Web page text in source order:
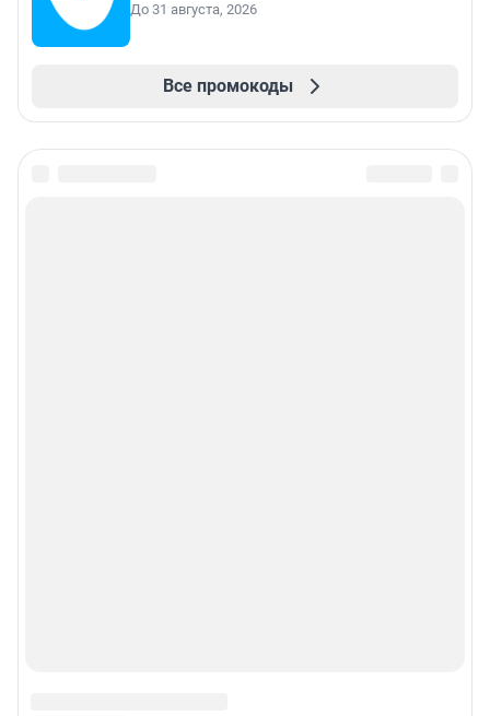
До 31 августа, 2026
Все промокоды